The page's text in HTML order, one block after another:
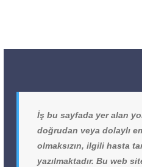
İş bu sayfada yer alan
doğrudan veya dolaylı
olmaksızın, ilgili hasta
yazılmaktadır. Bu web